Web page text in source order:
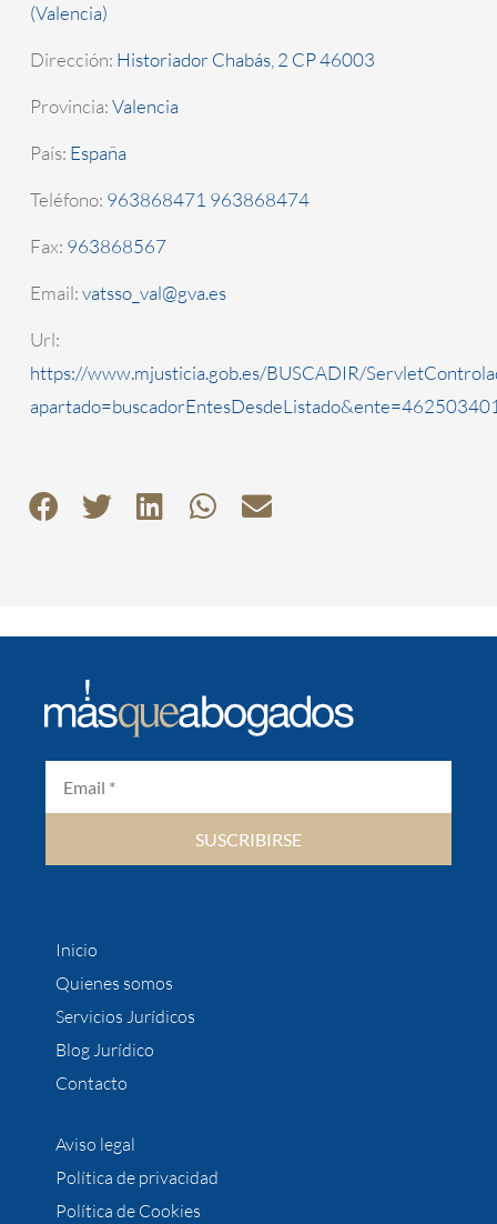
(Valencia)
Dirección: Historiador Chabás, 2 CP 46003
Provincia:Valencia
País: España
Teléfono: 963868471 963868474
Fax: 963868567
Email:vatsso_val@gva.es
Url:
https://www.mjusticia.gob.es/BUSCADIR/
SUSCRIBIRSE
Inicio
Quienes somos
Servicios Jurídicos
Blog Jurídico
Contacto
Aviso legal
Política de privacidad
Política de Cookies